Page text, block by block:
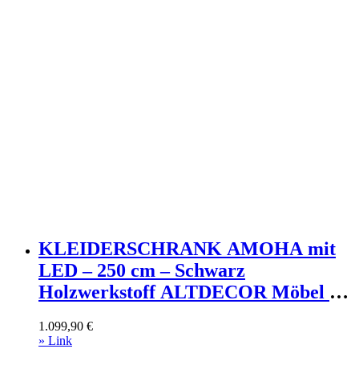
KLEIDERSCHRANK AMOHA mit
LED – 250 cm – Schwarz
Holzwerkstoff ALTDECOR Möbel >
Schwebetürenschränke Schwarz
1.099,90 €
» Link